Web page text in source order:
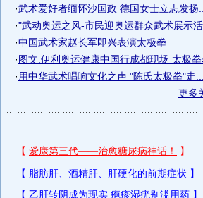
·武术爱好者缅怀沙国政 德国女士立志发扬...
·"武动奥运之风-市民迎奥运群众武术展示活
·中国武术家赵长军即兴表演太极拳
·图文:伊利奥运健康中国行成都现场 太极
· 用中华武术唱响文化之声 "陈氏太极拳"走...
更多